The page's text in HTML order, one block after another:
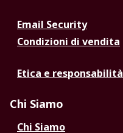
Email Security
Condizioni di vendita
Etica e responsabilità
Chi Siamo
Chi Siamo